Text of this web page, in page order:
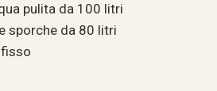
pulita da 100 litri
sporche da 80 litri